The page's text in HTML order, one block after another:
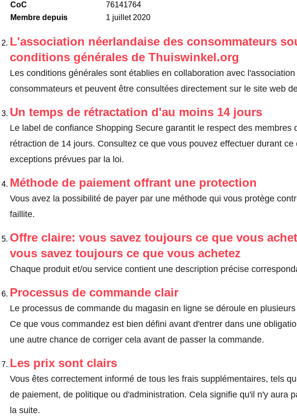
CoC
76141764
Membre depuis
1 juillet 2020
L'association néerlandaise des consommateurs
conditions générales de Thuiswinkel.org
Les conditions générales sont établies en collaboration avec
consommateurs et peuvent être consultées directement sur le site web
Un temps de rétractation d'au moins 14 jours
Le label de confiance Shopping Secure garantit le respect des membres
rétraction de 14 jours. Consultez ce que vous pouvez effectuer durant
exceptions prévues par la loi.
Méthode de paiement offrant une protection
Vous avez la possibilité de payer par une méthode qui vous protège
faillite.
Offre claire: vous savez toujours ce que vous
vous savez toujours ce que vous achetez
Chaque produit et/ou service contient une description précise
Processus de commande clair
Le processus de commande du magasin en ligne se déroule en
Ce que vous commandez est bien défini avant d'entrer dans une
une autre chance de corriger cela avant de passer la commande.
Les prix sont clairs
Vous êtes correctement informé de tous les frais supplémentaires, tels
de paiement, de politique ou d'administration. Cela signifie qu'il n'y aura
la suite.